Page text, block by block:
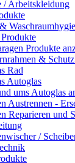
/ Arbeitskleidung
Produkte
&
Rad
Autoglas
ums Autoglas
Austrennen -
Reparieren und
/